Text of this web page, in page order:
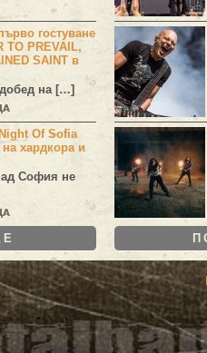
гостуване
TO PREVAIL,
SAINT в
на […]
Of Sofia
хардкора и
София не